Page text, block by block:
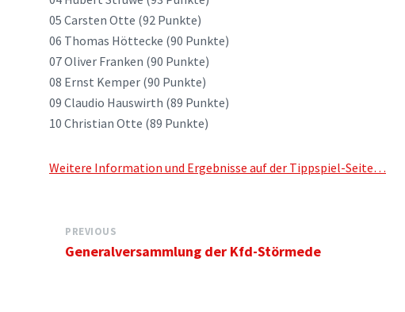
05 Carsten Otte (92 Punkte)
06 Thomas Höttecke (90 Punkte)
07 Oliver Franken (90 Punkte)
08 Ernst Kemper (90 Punkte)
09 Claudio Hauswirth (89 Punkte)
10 Christian Otte (89 Punkte)
Weitere Information und Ergebnisse auf der Tippspiel-Seite…
PREVIOUS
Generalversammlung der Kfd-Störmede